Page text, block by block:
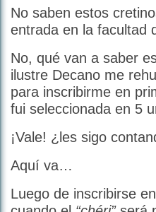
No saben estos
entrada en la facultad
No, qué van a saber
ilustre Decano me
para inscribirme en
fui seleccionada en 5
¡Vale! ¿les sigo
Aquí va…
Luego de inscribirse